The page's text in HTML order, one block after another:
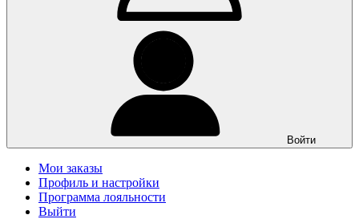
Войти
Мои заказы
Профиль и настройки
Программа лояльности
Выйти